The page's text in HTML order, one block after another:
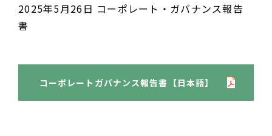
2025年5月26日 コーポレート・ガバナンス報告
書
コーポレートガバナンス報告書【日本語】